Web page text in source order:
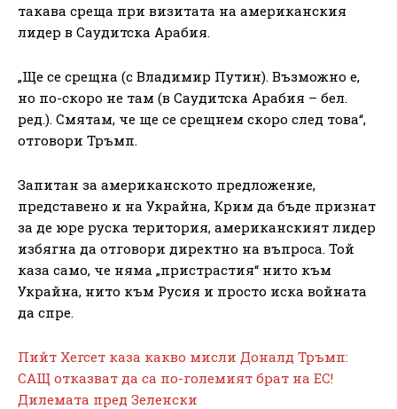
такава среща при визитата на американския
лидер в Саудитска Арабия.
„Ще се срещна (с Владимир Путин). Възможно е,
но по-скоро не там (в Саудитска Арабия – бел.
ред.). Смятам, че ще се срещнем скоро след това“,
отговори Тръмп.
Запитан за американското предложение,
представено и на Украйна, Крим да бъде признат
за де юре руска територия, американският лидер
избягна да отговори директно на въпроса. Той
каза само, че няма „пристрастия“ нито към
Украйна, нито към Русия и просто иска войната
да спре.
Пийт Хегсет каза какво мисли Доналд Тръмп:
САЩ отказват да са по-големият брат на ЕС!
Дилемата пред Зеленски